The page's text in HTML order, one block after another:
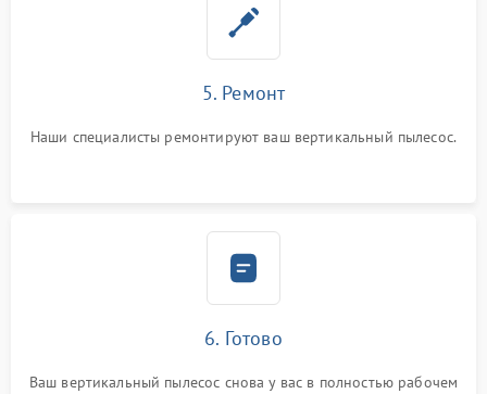
5. Ремонт
Наши специалисты ремонтируют ваш вертикальный пылесос.
6. Готово
Ваш вертикальный пылесос снова у вас в полностью рабочем